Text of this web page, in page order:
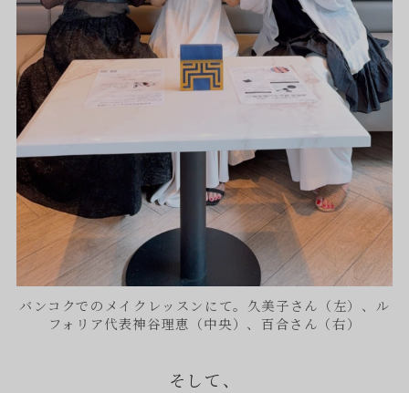
バンコクでのメイクレッスンにて。久美子さん（左）、ル
フォリア代表神谷理恵（中央）、百合さん（右）
そして、